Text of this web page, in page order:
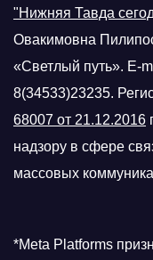
"Нижняя Тавда
Овакимовна
«Светлый путь». E-
8(34533)23235.
68007 от 21.12.2016
надзору в сфере
массовых
*Meta Platforms